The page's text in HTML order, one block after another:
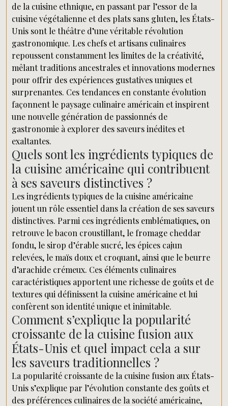
de la cuisine ethnique, en passant par l’essor de la
cuisine végétalienne et des plats sans gluten, les États-
Unis sont le théâtre d’une véritable révolution
gastronomique. Les chefs et artisans culinaires
repoussent constamment les limites de la créativité,
mêlant traditions ancestrales et innovations modernes
pour offrir des expériences gustatives uniques et
surprenantes. Ces tendances en constante évolution
façonnent le paysage culinaire américain et inspirent
une nouvelle génération de passionnés de
gastronomie à explorer des saveurs inédites et
exaltantes.
Quels sont les ingrédients typiques de
la cuisine américaine qui contribuent
à ses saveurs distinctives ?
Les ingrédients typiques de la cuisine américaine
jouent un rôle essentiel dans la création de ses saveurs
distinctives. Parmi ces ingrédients emblématiques, on
retrouve le bacon croustillant, le fromage cheddar
fondu, le sirop d’érable sucré, les épices cajun
relevées, le maïs doux et croquant, ainsi que le beurre
d’arachide crémeux. Ces éléments culinaires
caractéristiques apportent une richesse de goûts et de
textures qui définissent la cuisine américaine et lui
confèrent son identité unique et inimitable.
Comment s’explique la popularité
croissante de la cuisine fusion aux
États-Unis et quel impact cela a sur
les saveurs traditionnelles ?
La popularité croissante de la cuisine fusion aux États-
Unis s’explique par l’évolution constante des goûts et
des préférences culinaires de la société américaine,